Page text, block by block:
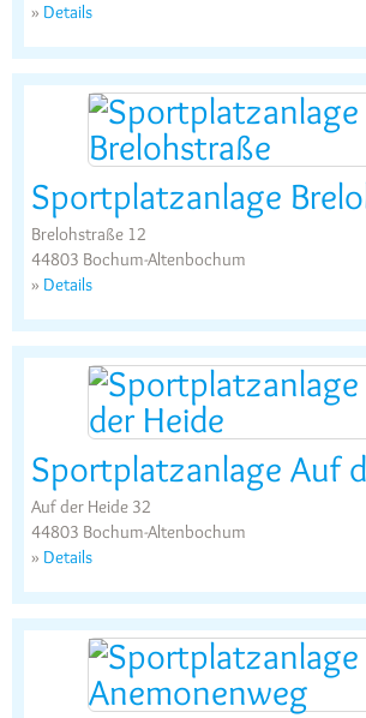
» Details
Sportplatzanlage
Brelohstraße 12
44803 Bochum-Altenbochum
» Details
Sportplatzanlage Auf
Auf der Heide 32
44803 Bochum-Altenbochum
» Details